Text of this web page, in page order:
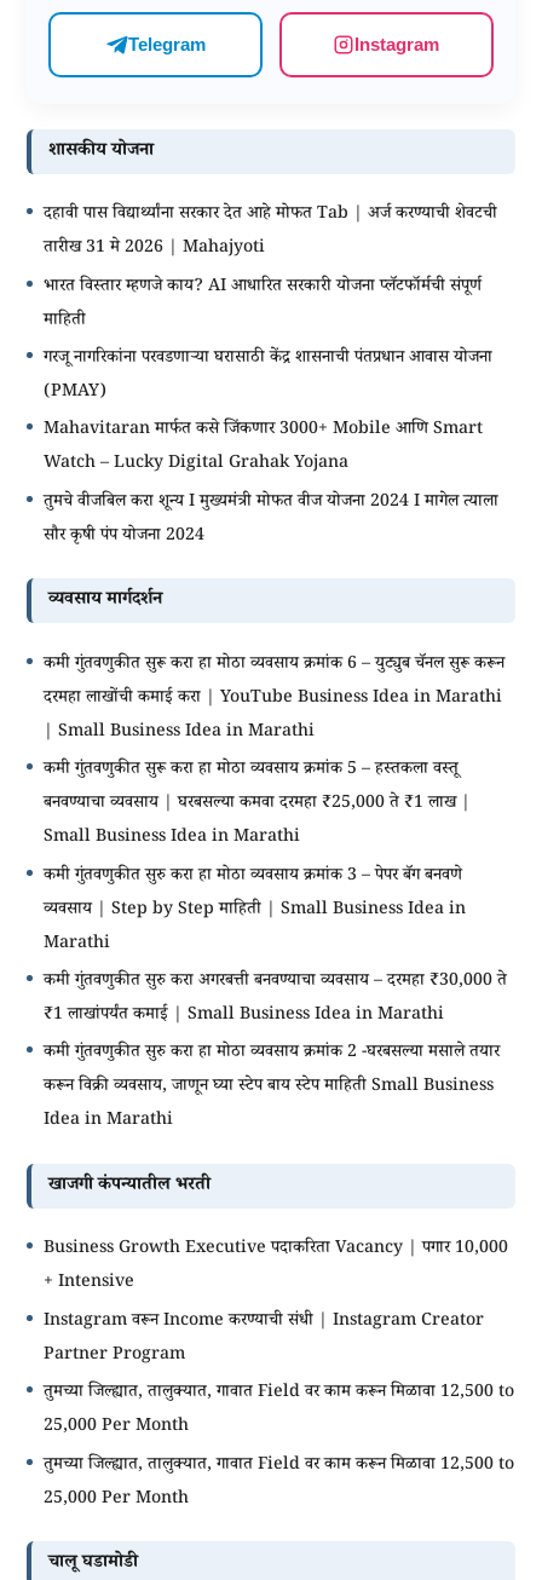
Telegram Instagram
शासकीय योजना
दहावी पास विद्यार्थ्यांना सरकार देत आहे मोफत Tab | अर्ज करण्याची शेवटची
तारीख 31 मे 2026 | Mahajyoti
भारत विस्तार म्हणजे काय? AI आधारित सरकारी योजना प्लॅटफॉर्मची संपूर्ण
माहिती
गरजू नागरिकांना परवडणाऱ्या घरासाठी केंद्र शासनाची पंतप्रधान आवास योजना
(PMAY)
Mahavitaran मार्फत कसे जिंकणार 3000+ Mobile आणि Smart
Watch – Lucky Digital Grahak Yojana
तुमचे वीजबिल करा शून्य I मुख्यमंत्री मोफत वीज योजना 2024 I मागेल त्याला
सौर कृषी पंप योजना 2024
व्यवसाय मार्गदर्शन
कमी गुंतवणुकीत सुरू करा हा मोठा व्यवसाय क्रमांक 6 – युट्युब चॅनल सुरू करून
दरमहा लाखोंची कमाई करा | YouTube Business Idea in Marathi
| Small Business Idea in Marathi
कमी गुंतवणुकीत सुरू करा हा मोठा व्यवसाय क्रमांक 5 – हस्तकला वस्तू
बनवण्याचा व्यवसाय | घरबसल्या कमवा दरमहा ₹25,000 ते ₹1 लाख |
Small Business Idea in Marathi
कमी गुंतवणुकीत सुरु करा हा मोठा व्यवसाय क्रमांक 3 – पेपर बॅग बनवणे
व्यवसाय | Step by Step माहिती | Small Business Idea in
Marathi
कमी गुंतवणुकीत सुरु करा अगरबत्ती बनवण्याचा व्यवसाय – दरमहा ₹30,000 ते
₹1 लाखांपर्यंत कमाई | Small Business Idea in Marathi
कमी गुंतवणुकीत सुरु करा हा मोठा व्यवसाय क्रमांक 2 -घरबसल्या मसाले तयार
करून विक्री व्यवसाय, जाणून घ्या स्टेप बाय स्टेप माहिती Small Business
Idea in Marathi
खाजगी कंपन्यातील भरती
Business Growth Executive पदाकरिता Vacancy | पगार 10,000
+ Intensive
Instagram वरून Income करण्याची संधी | Instagram Creator
Partner Program
तुमच्या जिल्ह्यात, तालुक्यात, गावात Field वर काम करून मिळावा 12,500 to
25,000 Per Month
तुमच्या जिल्ह्यात, तालुक्यात, गावात Field वर काम करून मिळावा 12,500 to
25,000 Per Month
चालू घडामोडी